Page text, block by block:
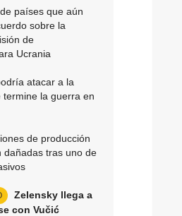
países que aún
sobre la
de
Ucrania
atacar a la
termine la guerra en
de producción
dañadas tras uno de
Zelensky llega a
con Vučić